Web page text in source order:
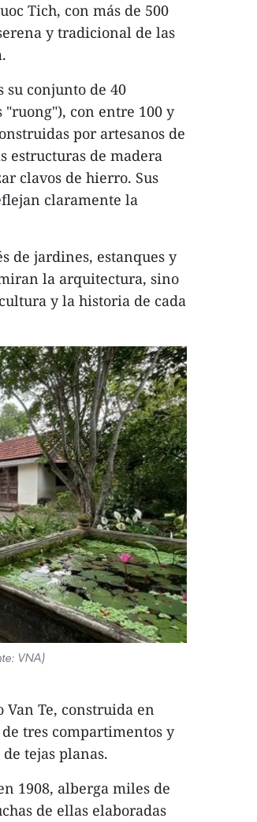
Tich, con más de 500
y tradicional de las
su conjunto de 40
"ruong"), con entre 100 y
por artesanos de
estructuras de madera
clavos de hierro. Sus
claramente la
de jardines, estanques y
la arquitectura, sino
y la historia de cada
VNA)
Van Te, construida en
tres compartimentos y
tejas planas.
1908, alberga miles de
de ellas elaboradas